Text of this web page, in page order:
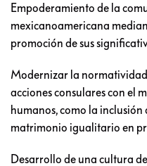
Empoderamiento de la
mexicanoamericana
promoción de sus
Modernizar la normatividad
acciones consulares con el
humanos, como la inclusión
matrimonio igualitario en
Desarrollo de una cultura